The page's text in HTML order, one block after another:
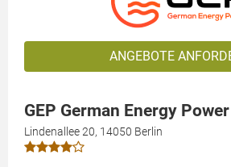
ANGEBOTE
GEP German Energy
Lindenallee 20, 14050 Berlin